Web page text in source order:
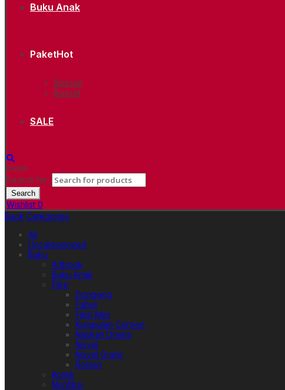
Buku Anak
PaketHot
Spesial
Boxset
SALE
close
Search for:
Search
Wishlist 0
Back Categories
All
Uncategorized
Buku
Artbook
Buku Anak
Fiksi
Dongeng
Fabel
Fiksi Mini
Kumpulan Cerpen
Naskah Drama
Novel
Novel Grafis
Roman
Komik
Nonfiksi